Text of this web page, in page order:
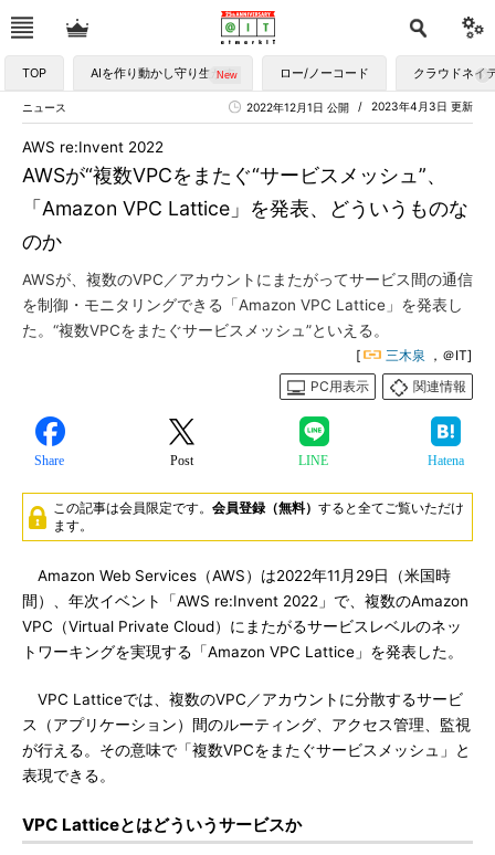
TOP AIを作り動かし守り生かす ロー/ノーコード クラウドネイ
ニュース 2023年4月3日 更新
2022年12月1日 公開
AWSが“複数VPCをまたぐ“サービスメッシュ”、
「Amazon VPC Lattice」を発表、どういうものな
のか
AWS re:Invent 2022
AWSが、複数のVPC／アカウントにまたがってサービス間の通信
を制御・モニタリングできる「Amazon VPC Lattice」を発表し
た。“複数VPCをまたぐサービスメッシュ”といえる。
[ 三木泉 ，＠IT]
PC用表示
関連情報
Share Post LINE Hatena
この記事は会員限定です。 会員登録（無料） すると全てご覧いただけ
ます。
Amazon Web Services（AWS）は2022年11月29日（米国時
間）、年次イベント「AWS re:Invent 2022」で、複数のAmazon
VPC（Virtual Private Cloud）にまたがるサービスレベルのネッ
トワーキングを実現する「Amazon VPC Lattice」を発表した。
VPC Latticeでは、複数のVPC／アカウントに分散するサービ
ス（アプリケーション）間のルーティング、アクセス管理、監視
が行える。その意味で「複数VPCをまたぐサービスメッシュ」と
表現できる。
VPC Latticeとはどういうサービスか